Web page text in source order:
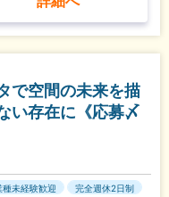
で空間の未来を描
い存在に《応募〆
種未経験歓迎 完全週休2日制